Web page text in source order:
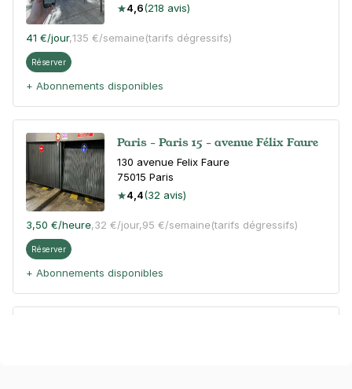
4,6(218 avis)
41 €/jour,135 €/semaine(tarifs dégressifs)
Réserver
+ Abonnements disponibles
Paris - Paris 15 - avenue Félix Faure
130 avenue Felix Faure
75015 Paris
4,4(32 avis)
3,50 €/heure,32 €/jour,95 €/semaine(tarifs dégressifs)
Réserver
+ Abonnements disponibles